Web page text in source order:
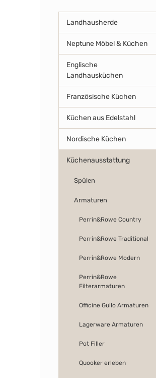
Landhausherde
Neptune Möbel & Küchen
Englische
Landhausküchen
Französische Küchen
Küchen aus Edelstahl
Nordische Küchen
Küchenausstattung
Spülen
Armaturen
Perrin&Rowe Country
Perrin&Rowe Traditional
Perrin&Rowe Modern
Perrin&Rowe
Filterarmaturen
Officine Gullo Armaturen
Lagerware Armaturen
Pot Filler
Quooker erleben